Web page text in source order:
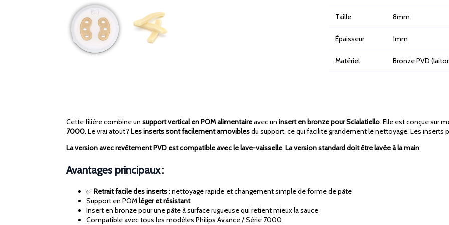
Taille 8mm
Épaisseur 1mm
Matériel Bronze PVD
Cette filière combine un support vertical en POM alimentaireavec un insert en bronze pour Scialatiello. Elle est conçue sur
7000. Le vrai atout ? Les inserts sont facilement amoviblesdu support, ce qui facilite grandement le nettoyage. Les
La version avec revêtement PVD est compatible avec le lave-vaisselle. La version standard doit être lavée à la main.
Avantages principaux :
✅Retrait facile des inserts: nettoyage rapide et changement simple de forme de pâte
Support en POMléger et résistant
Insert en bronze pour une pâte à surface rugueuse qui retient mieux la sauce
Compatible avec tous les modèles Philips Avance / Série 7000